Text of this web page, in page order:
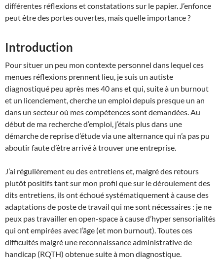
différentes réflexions et constatations sur le papier. J’enfonce
peut être des portes ouvertes, mais quelle importance ?
Introduction
Pour situer un peu mon contexte personnel dans lequel ces
menues réflexions prennent lieu, je suis un autiste
diagnostiqué peu après mes 40 ans et qui, suite à un burnout
et un licenciement, cherche un emploi depuis presque un an
dans un secteur où mes compétences sont demandées. Au
début de ma recherche d’emploi, j’étais plus dans une
démarche de reprise d’étude via une alternance qui n’a pas pu
aboutir faute d’être arrivé à trouver une entreprise.
J’ai régulièrement eu des entretiens et, malgré des retours
plutôt positifs tant sur mon profil que sur le déroulement des
dits entretiens, ils ont échoué systématiquement à cause des
adaptations de poste de travail qui me sont nécessaires : je ne
peux pas travailler en open-space à cause d’hyper sensorialités
qui ont empirées avec l’âge (et mon burnout). Toutes ces
difficultés malgré une reconnaissance administrative de
handicap (RQTH) obtenue suite à mon diagnostique.